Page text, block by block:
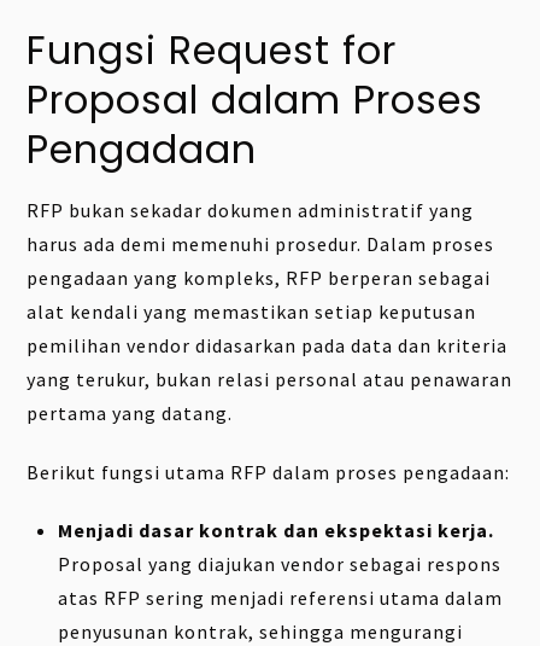
Fungsi Request for
Proposal dalam Proses
Pengadaan
RFP bukan sekadar dokumen administratif yang
harus ada demi memenuhi prosedur. Dalam proses
pengadaan yang kompleks, RFP berperan sebagai
alat kendali yang memastikan setiap keputusan
pemilihan vendor didasarkan pada data dan kriteria
yang terukur, bukan relasi personal atau penawaran
pertama yang datang.
Berikut fungsi utama RFP dalam proses pengadaan:
Menjadi dasar kontrak dan ekspektasi kerja.
Proposal yang diajukan vendor sebagai respons
atas RFP sering menjadi referensi utama dalam
penyusunan kontrak, sehingga mengurangi